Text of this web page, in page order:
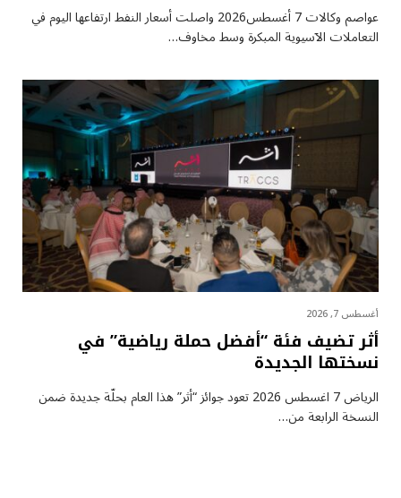
عواصم وكالات 7 أغسطس2026 واصلت أسعار ⁠النفط ارتفاعها اليوم في
التعاملات الآسيوية المبكرة وسط مخاوف…
أغسطس 7, 2026
أثر تضيف فئة “أفضل حملة رياضية” في
نسختها الجديدة
الرياض 7 اغسطس 2026 تعود جوائز “أثر” هذا العام بحلّة جديدة ضمن
النسخة الرابعة من…